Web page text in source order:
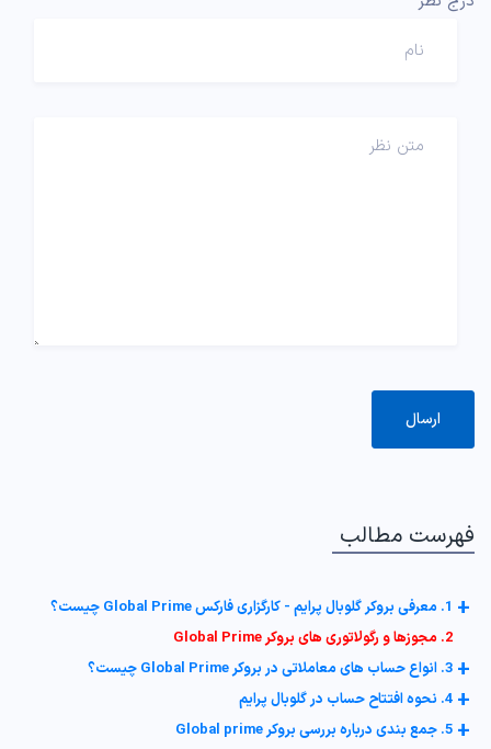
فهرست مطالب
1. معرفی بروکر گلوبال پرایم - کارگزاری فارکس Global Prime چیست؟ +
2. مجوزها و رگولاتوری های بروکر Global Prime
3. انواع حساب های معاملاتی در بروکر Global Prime چیست؟ +
4. نحوه افتتاح حساب در گلوبال پرایم +
5. جمع بندی درباره بررسی بروکر Global prime +